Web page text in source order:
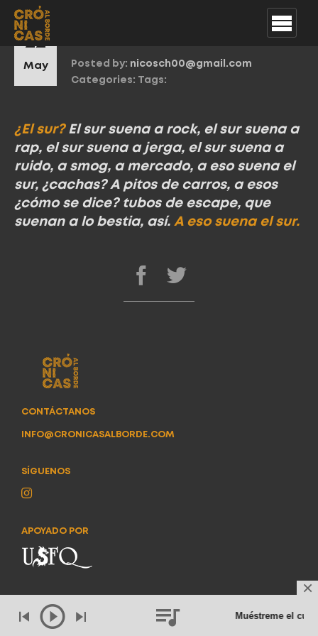
Posted by: nicosch00@gmail.com
Categories: Tags:
22
May
¿El sur? El sur suena a rock, el sur suena a
rap, el sur suena a jerga, el sur suena a
ruido, a smog, a mercado, a eso suena el
sur, ¿cachas? A pitos de carros, a esos
¿cómo se dice? tubos de escape, que
suenan a lo bestia, así. A eso suena el sur.
CONTÁCTANOS
INFO@CRONICASALBORDE.COM
SÍGUENOS
APOYADO POR
Muéstreme el